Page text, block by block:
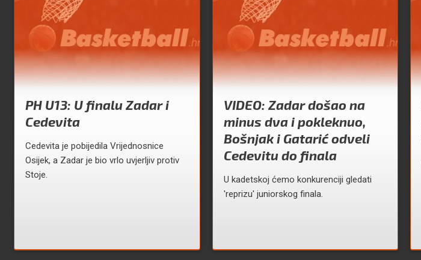
PH U13: U finalu Zadar i
Cedevita
Cedevita je pobijedila Vrijednosnice
Osijek, a Zadar je bio vrlo uvjerljiv protiv
Stoje.
VIDEO: Zadar došao na
minus dva i pokleknuo,
Bošnjak i Gatarić odveli
Cedevitu do finala
U kadetskoj ćemo konkurenciji gledati
'reprizu' juniorskog finala.